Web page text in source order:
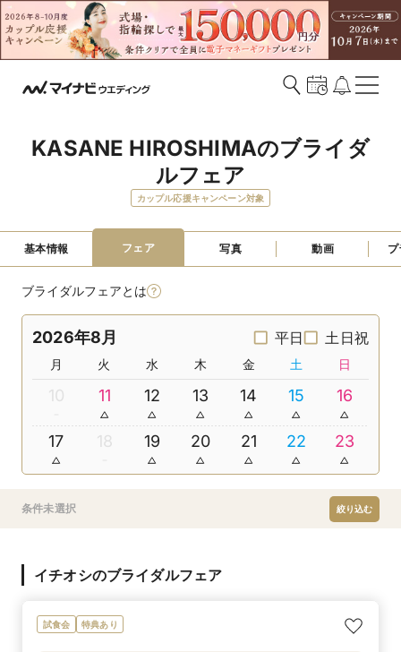
KASANE HIROSHIMAのブライダ
ルフェア
カップル応援キャンペーン対象
基本情報 フェア 写真 動画
ブライダルフェアとは
2026年8月 平日 土日祝
月 火 水 木 金 土 日
10 11 12 13 14 15 16
17 18 19 20 21 22 23
条件未選択 絞り込む
イチオシのブライダルフェア
試食会 特典あり